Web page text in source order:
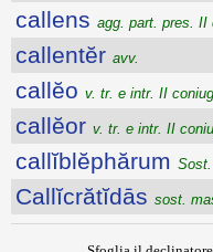
callens agg. part. pres. II
callentĕr avv.
callĕo v. tr. e intr. II
callĕor v. tr. e intr. II
callĭblĕphărum
Callĭcrătĭdās sost.